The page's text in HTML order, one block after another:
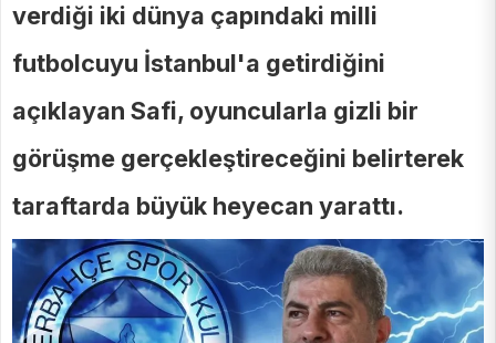
verdiği iki dünya çapındaki milli
futbolcuyu İstanbul'a getirdiğini
açıklayan Safi, oyuncularla gizli bir
görüşme gerçekleştireceğini belirterek
taraftarda büyük heyecan yarattı.